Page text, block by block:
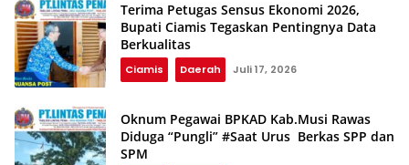
Terima Petugas Sensus Ekonomi 2026,
Bupati Ciamis Tegaskan Pentingnya Data
Berkualitas
Ciamis Daerah Juli 17, 2026
Oknum Pegawai BPKAD Kab.Musi Rawas
Diduga “Pungli” #Saat Urus Berkas SPP dan
SPM